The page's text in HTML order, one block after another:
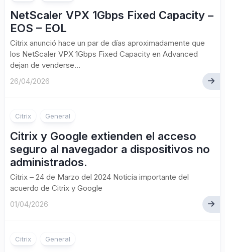
NetScaler VPX 1Gbps Fixed Capacity –
EOS – EOL
Citrix anunció hace un par de días aproximadamente que
los NetScaler VPX 1Gbps Fixed Capacity en Advanced
dejan de venderse...
26/04/2026
Citrix General
Citrix y Google extienden el acceso
seguro al navegador a dispositivos no
administrados.
Citrix – 24 de Marzo del 2024 Noticia importante del
acuerdo de Citrix y Google
01/04/2026
Citrix General